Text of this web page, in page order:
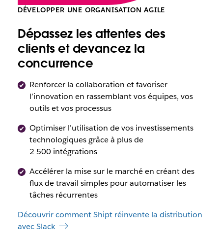
DÉVELOPPER UNE ORGANISATION AGILE
Dépassez les attentes des
clients et devancez la
concurrence
Renforcer la collaboration et favoriser
l’innovation en rassemblant vos équipes, vos
outils et vos processus
Optimiser l’utilisation de vos investissements
technologiques grâce à plus de
2 500 intégrations
Accélérer la mise sur le marché en créant des
flux de travail simples pour automatiser les
tâches récurrentes
Découvrir comment Shipt réinvente la distribution
avec Slack